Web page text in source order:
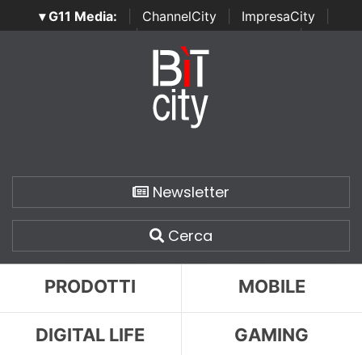
▾ G11 Media: ChannelCity ImpresaCity
SecurityOpenLab | Italian Channel Awards | Italian
Italian Security Awards
Newsletter
Cerca
PRODOTTI MOBILE
DIGITAL LIFE GAMING